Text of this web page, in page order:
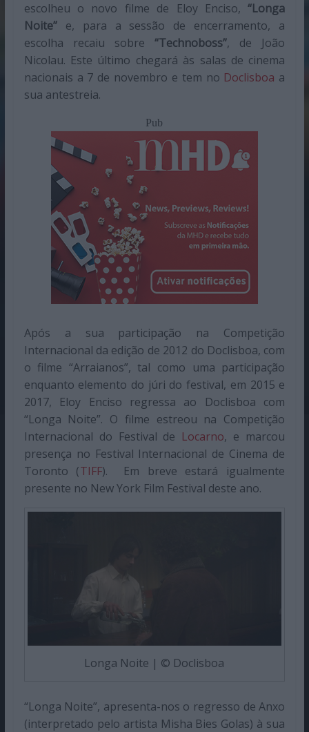
escolheu o novo filme de Eloy Enciso, “Longa
Noite”e, para a sessão de encerramento, a
escolha recaiu sobre“Technoboss”, de João
Nicolau. Este último chegará às salas de cinema
nacionais a 7 de novembro e tem no Doclisboa a
sua antestreia.
Pub
Após a sua participação na Competição
Internacional da edição de 2012 do Doclisboa, com
o filme “Arraianos”, tal como uma participação
enquanto elemento do júri do festival, em 2015 e
2017, Eloy Enciso regressa ao Doclisboa com
“Longa Noite”. O filme estreou na Competição
Internacional do Festival de Locarno, e marcou
presença no Festival Internacional de Cinema de
Toronto (TIFF). Em breve estará igualmente
presente no New York Film Festival deste ano.
Longa Noite | © Doclisboa
“Longa Noite”, apresenta-nos o regresso de Anxo
(interpretado pelo artista Misha Bies Golas) à sua